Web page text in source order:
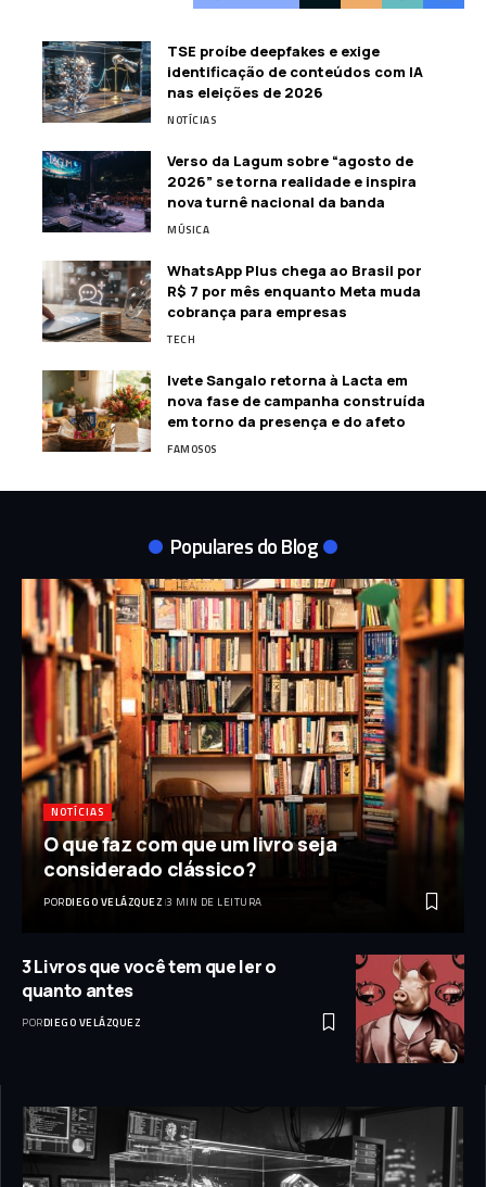
TSE proíbe deepfakes e exige
identificação de conteúdos com IA
nas eleições de 2026
NOTÍCIAS
Verso da Lagum sobre “agosto de
2026” se torna realidade e inspira
nova turnê nacional da banda
MÚSICA
WhatsApp Plus chega ao Brasil por
R$ 7 por mês enquanto Meta muda
cobrança para empresas
TECH
Ivete Sangalo retorna à Lacta em
nova fase de campanha construída
em torno da presença e do afeto
FAMOSOS
Populares do Blog
NOTÍCIAS
O que faz com que um livro seja
considerado clássico?
PORDIEGO VELÁZQUEZ 3 MIN DE LEITURA
3 Livros que você tem que ler o
quanto antes
PORDIEGO VELÁZQUEZ